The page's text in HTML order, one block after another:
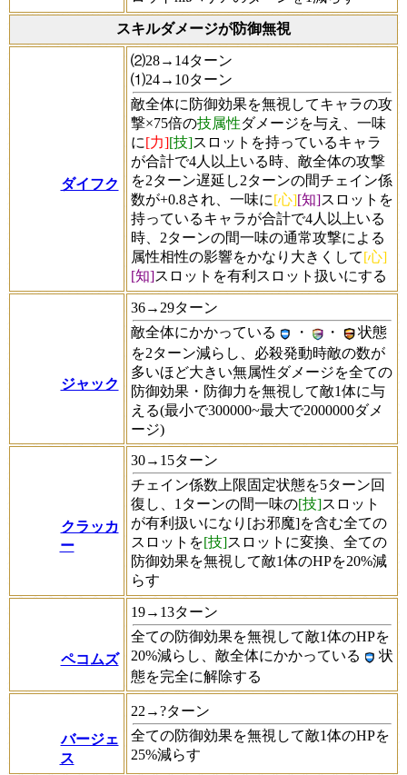
スキルダメージが防御無視
ダイフク
⑵28→14ターン
⑴24→10ターン
敵全体に防御効果を無視してキャラの攻
撃×75倍の技属性ダメージを与え、一味
に[力][技]スロットを持っているキャラ
が合計で4人以上いる時、敵全体の攻撃
を2ターン遅延し2ターンの間チェイン係
数が+0.8され、一味に[心][知]スロットを
持っているキャラが合計で4人以上いる
時、2ターンの間一味の通常攻撃による
属性相性の影響をかなり大きくして[心]
[知]スロットを有利スロット扱いにする
ジャック
36→29ターン
敵全体にかかっている
・ ・
状態
を2ターン減らし、必殺発動時敵の数が
多いほど大きい無属性ダメージを全ての
防御効果・防御力を無視して敵1体に与
える(最小で300000~最大で2000000ダメ
ージ)
クラッカ
ー
30→15ターン
チェイン係数上限固定状態を5ターン回
復し、1ターンの間一味の[技]スロット
が有利扱いになり[お邪魔]を含む全ての
スロットを[技]スロットに変換、全ての
防御効果を無視して敵1体のHPを20%減
らす
ペコムズ
19→13ターン
全ての防御効果を無視して敵1体のHPを
20%減らし、敵全体にかかっている
状
態を完全に解除する
バージェ
ス
22→?ターン
全ての防御効果を無視して敵1体のHPを
25%減らす